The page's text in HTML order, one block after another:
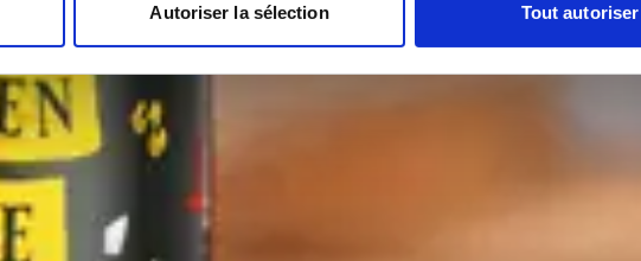
Autoriser la sélection Tout autoriser